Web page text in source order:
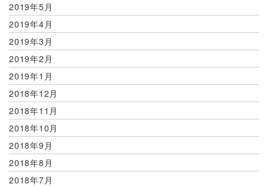
2019年5月
2019年4月
2019年3月
2019年2月
2019年1月
2018年12月
2018年11月
2018年10月
2018年9月
2018年8月
2018年7月